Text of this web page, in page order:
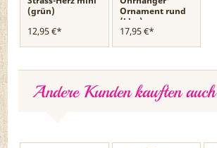
(grün)
12,95 €*
Ornament rund
(klar)
17,95 €*
Andere Kunden kauften auch